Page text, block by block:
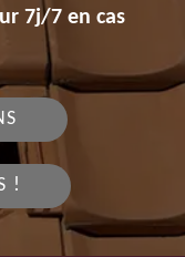
7j/7 en cas
!